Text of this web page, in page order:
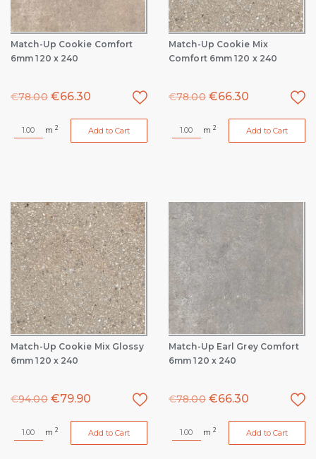
Match-Up Cookie Comfort
6mm 120 x 240
€78.00 €66.30
m 2 Add to Cart
Match-Up Cookie Mix
Comfort 6mm 120 x 240
€78.00 €66.30
m 2 Add to Cart
Match-Up Cookie Mix Glossy
6mm 120 x 240
€94.00 €79.90
m 2 Add to Cart
Match-Up Earl Grey Comfort
6mm 120 x 240
€78.00 €66.30
m 2 Add to Cart